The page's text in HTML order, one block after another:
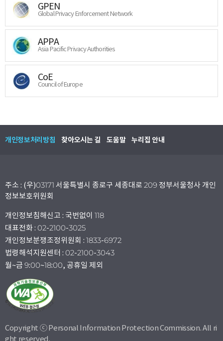
GPEN
Global Privacy Enforcement Network
APPA
Asia Pacific Privacy Authorities
CoE
Council of Europe
개인정보처리방침 찾아오시는 길 도움말 누리집 안내
주소 : (우)03171 서울특별시 종로구 세종대로 209 정부서울청사 개인
정보보호위원회
개인정보침해신고 : 국번없이 118
대표전화 : 02-2100-3025
개인정보분쟁조정위원회 : 1833-6972
법령해석지원센터 : 02-2100-3043
월~금 9:00~18:00, 공휴일 제외
Copyright ⓒ Personal Information Protection Commission. All ri
ght reserved.